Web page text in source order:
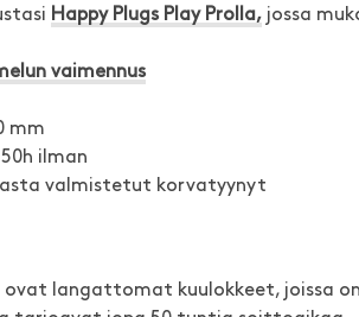
Happy Plugs Play Prolla, jossa
vaimennus
mm
ilman
valmistetut korvatyynyt
ovat langattomat kuulokkeet, joissa on